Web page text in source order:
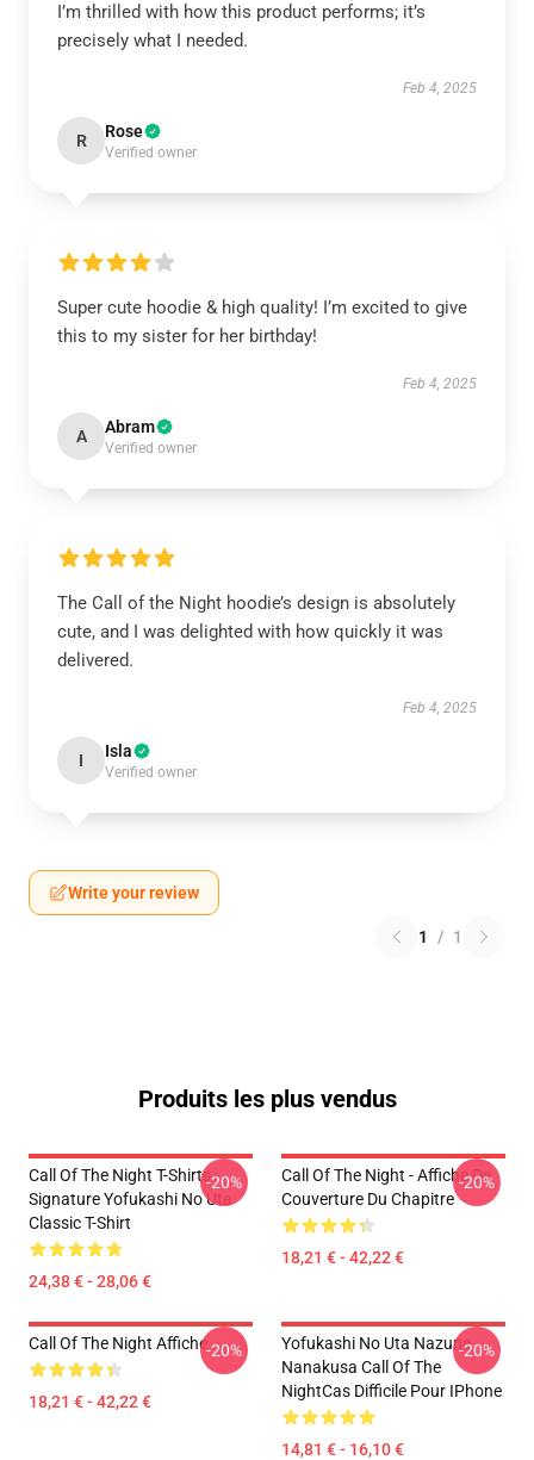
I’m thrilled with how this product performs; it’s
precisely what I needed.
Feb 4, 2025
R Rose
Verified owner
Super cute hoodie & high quality! I’m excited to give
this to my sister for her birthday!
Feb 4, 2025
A Abram
Verified owner
The Call of the Night hoodie’s design is absolutely
cute, and I was delighted with how quickly it was
delivered.
Feb 4, 2025
I Isla
Verified owner
Write your review
1 / 1
Produits les plus vendus
Call Of The Night T-Shirts -
Signature Yofukashi No Uta
Classic T-Shirt
24,38 € - 28,06 €
-20%
Call Of The Night - Affiche De
Couverture Du Chapitre
18,21 € - 42,22 €
-20%
Call Of The Night Affiche
18,21 € - 42,22 €
-20%
Yofukashi No Uta Nazuna
Nanakusa Call Of The
NightCas Difficile Pour IPhone
14,81 € - 16,10 €
-20%